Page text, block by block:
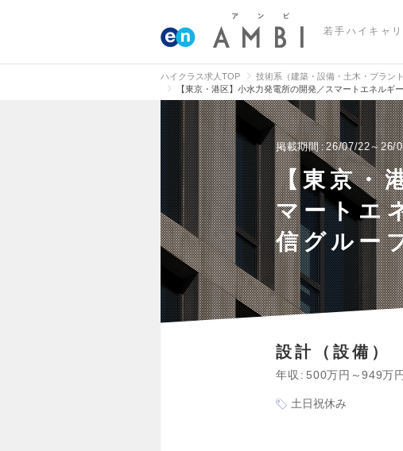
若手ハイキャ
ハイクラス求人TOP 技術系（建築・設備・土木・プラン
【東京・港区】小水力発電所の開発／スマートエネルギ
掲載期間 26/07/22～26/
【東京・
マートエ
信グルー
設計（設備）
年収 500万円～949万円
土日祝休み